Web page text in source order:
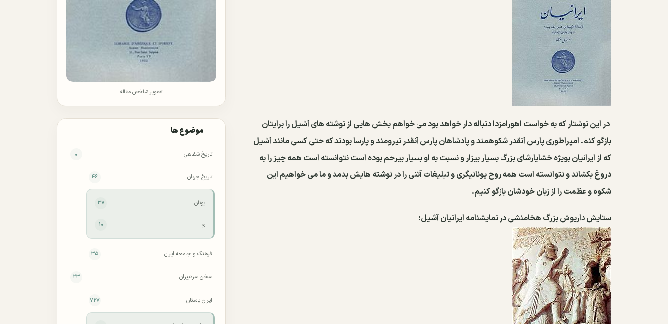
در این نوشتار که به خواست اهورامزدا دنباله دار خواهد بود می خواهم بخش هایی از نوشته های آشیل را برایتان
بازگو کنم. امپراطوری پارس آنقدر شکوهمند و پادشاهان پارس آنقدر نیرومند و پارسا بودند که حتی کسی مانند آشیل
که از ایرانیان بویژه خشایارشای بزرگ بسیار بیزار و نسبت به او بسیار بیرحم بوده است نتوانسته است همه چیز را به
دروغ بکشاند و نتوانسته است همه روح یونانیگری و تبلیغات آتنی را در نوشته هایش بدمد و ما می خواهیم این
شکوه و عظمت را از زبان خودشان بازگو کنیم.
ستایش داریوش بزرگ هخامنشی در نمایشنامه ایرانیان آشیل:
تصویر شاخص مقاله
موضوع ها
تاریخ شفاهی ۰
تاریخ جهان ۴۶
یونان ۳۷
رم ۱۰
فرهنگ و جامعه ایران ۳۵
سخن سردبیران ۲۳
ایران باستان ۷۲۷